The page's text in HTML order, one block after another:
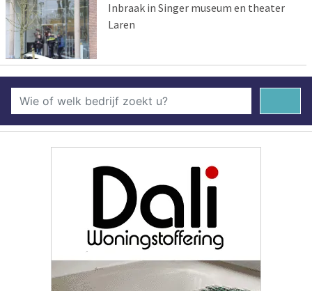
Inbraak in Singer museum en theater
Laren